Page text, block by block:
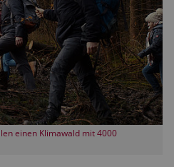
einen Klimawald mit 4000